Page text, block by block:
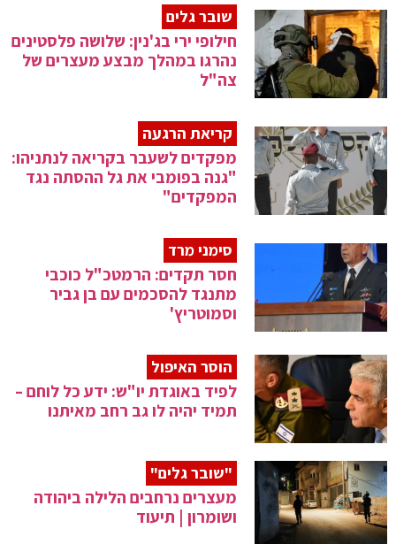
שובר גלים
חילופי ירי בג'נין: שלושה פלסטינים
נהרגו במהלך מבצע מעצרים של
צה"ל
קריאת הרגעה
מפקדים לשעבר בקריאה לנתניהו:
"גנה בפומבי את גל ההסתה נגד
המפקדים"
סימני מרד
חסר תקדים: הרמטכ"ל כוכבי
מתנגד להסכמים עם בן גביר
וסמוטריץ'
הוסר האיפול
לפיד באוגדת יו"ש: ידע כל לוחם –
תמיד יהיה לו גב רחב מאיתנו
"שובר גלים"
מעצרים נרחבים הלילה ביהודה
ושומרון | תיעוד